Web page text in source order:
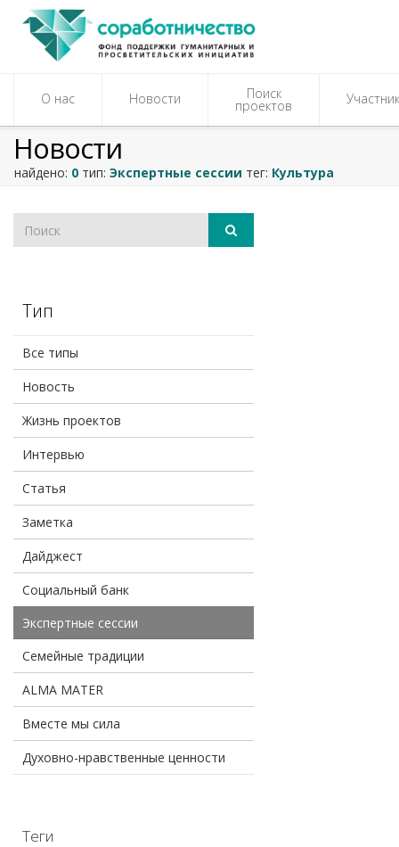
О нас Новости Поиск
проектов
Новости
найдено: 0 тип: Экспертные сессии тег: Культура
Тип
Все типы
Новость
Жизнь проектов
Интервью
Статья
Заметка
Дайджест
Социальный банк
Экспертные сессии
Семейные традиции
ALMA MATER
Вместе мы сила
Духовно-нравственные ценности
Теги